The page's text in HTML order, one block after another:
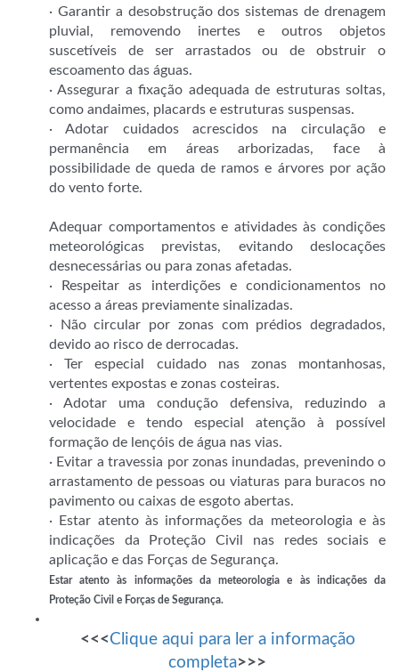
· Garantir a desobstrução dos sistemas de drenagem
pluvial, removendo inertes e outros objetos
suscetíveis de ser arrastados ou de obstruir o
escoamento das águas.
· Assegurar a fixação adequada de estruturas soltas,
como andaimes, placards e estruturas suspensas.
· Adotar cuidados acrescidos na circulação e
permanência em áreas arborizadas, face à
possibilidade de queda de ramos e árvores por ação
do vento forte.
Adequar comportamentos e atividades às condições
meteorológicas previstas, evitando deslocações
desnecessárias ou para zonas afetadas.
· Respeitar as interdições e condicionamentos no
acesso a áreas previamente sinalizadas.
· Não circular por zonas com prédios degradados,
devido ao risco de derrocadas.
· Ter especial cuidado nas zonas montanhosas,
vertentes expostas e zonas costeiras.
· Adotar uma condução defensiva, reduzindo a
velocidade e tendo especial atenção à possível
formação de lençóis de água nas vias.
· Evitar a travessia por zonas inundadas, prevenindo o
arrastamento de pessoas ou viaturas para buracos no
pavimento ou caixas de esgoto abertas.
· Estar atento às informações da meteorologia e às
indicações da Proteção Civil nas redes sociais e
aplicação e das Forças de Segurança.
Estar atento às informações da meteorologia e às indicações da
Proteção Civil e Forças de Segurança.
<<<Clique aqui para ler a informação
completa>>>